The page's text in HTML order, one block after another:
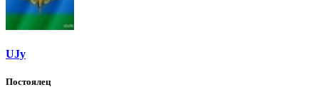
UJy
Постоялец